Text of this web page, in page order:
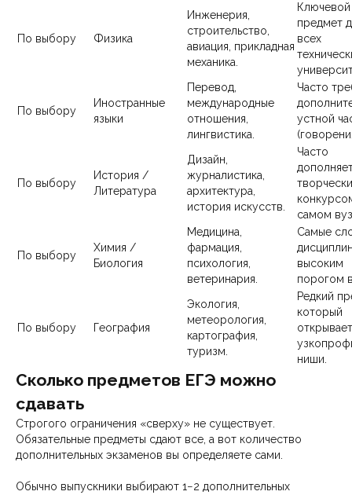
По выбору Физика
Инженерия,
строительство,
авиация, прикладная
механика.
Ключевой
предмет
всех
По выбору
Иностранные
языки
Перевод,
международные
отношения,
лингвистика.
Часто
устной
По выбору
История /
Литература
Дизайн,
журналистика,
архитектура,
история искусств.
Часто
самом
По выбору
Химия /
Биология
Медицина,
фармация,
психология,
ветеринария.
Самые
высоким
порогом
По выбору География
Экология,
метеорология,
картография,
туризм.
Редкий
который
открывает
ниши.
Сколько предметов ЕГЭ можно
сдавать
Строгого ограничения «сверху» не существует.
Обязательные предметы сдают все, а вот количество
дополнительных экзаменов вы определяете сами.
Обычно выпускники выбирают 1−2 дополнительных